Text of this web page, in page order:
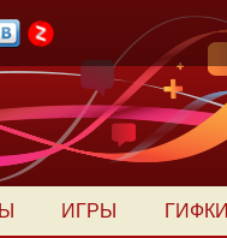
ИГРЫ ГИФКИ